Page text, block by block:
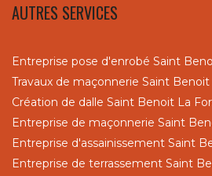
AUTRES SERVICES
Entreprise pose d'enrobé Saint
Travaux de maçonnerie Saint
Création de dalle Saint Benoit La
Entreprise de maçonnerie Saint
Entreprise d'assainissement Saint
Entreprise de terrassement Saint